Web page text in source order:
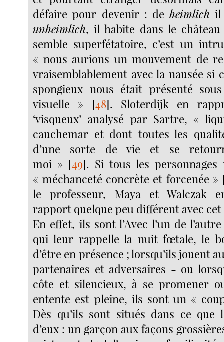
défaire pour devenir : deheimlich il
unheimlich, il habite dans le
semble superfétatoire, c’est un
« nous aurions un mouvement de
vraisemblablement avec la nausée si
spongieux nous était présenté
visuelle » [48]. Sloterdijk en
‘visqueux’ analysé par Sartre, «
cauchemar et dont toutes les
d’une sorte de vie et se
moi » [49]. Si tous les personnages
« méchanceté concrète et forcenée »
le professeur, Maya et Walczak
rapport quelque peu différent avec cet
En effet, ils sont l’Avec l’un de
qui leur rappelle la nuit fœtale, le
d’être en présence ; lorsqu’ils jouent
partenaires et adversaires - ou
côte et silencieux, à se promener
entente est pleine, ils sont un «
Dès qu’ils sont situés dans ce
d’eux : un garçon aux façons